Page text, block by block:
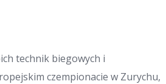
technik biegowych i
czempionacie w Zurychu,